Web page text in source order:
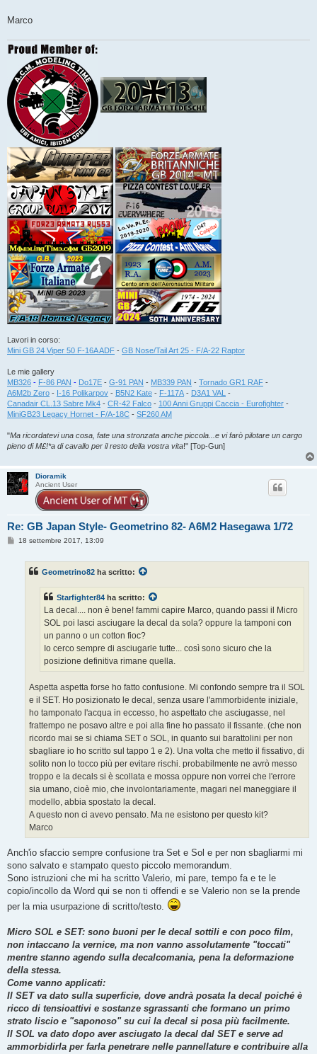
Marco
Lavori in corso:
Mini GB 24 Viper 50 F-16A ADF - GB Nose/Tail Art 25 - F/A-22 Raptor
Le mie gallery
MB326 - F-86 PAN - Do17E - G-91 PAN - MB339 PAN - Tornado GR1 RAF -
A6M2b Zero - I-16 Polikarpov - B5N2 Kate - F-117A - D3A1 VAL -
Canadair CL.13 Sabre Mk4 - CR-42 Falco - 100 Anni Gruppi Caccia - Eurofighter -
MiniGB23 Legacy Hornet - F/A-18C - SF260 AM
"Ma ricordatevi una cosa, fate una stronzata anche piccola...e vi farò pilotare un cargo
pieno di M£!*a di cavallo per il resto della vostra vita!" [Top-Gun]
Dioramik
Ancient User
Re: GB Japan Style- Geometrino 82- A6M2 Hasegawa 1/72
M18 settembre 2017, 13:09
Geometrino82 ha scritto:
Starfighter84 ha scritto:
La decal.... non è bene! fammi capire Marco, quando passi il Micro
SOL poi lasci asciugare la decal da sola? oppure la tamponi con
un panno o un cotton fioc?
Io cerco sempre di asciugarle tutte... così sono sicuro che la
posizione definitiva rimane quella.
Aspetta aspetta forse ho fatto confusione. Mi confondo sempre tra il SOL
e il SET. Ho posizionato le decal, senza usare l'ammorbidente iniziale,
ho tamponato l'acqua in eccesso, ho aspettato che asciugasse, nel
frattempo ne posavo altre e poi alla fine ho passato il fissante. (che non
ricordo mai se si chiama SET o SOL, in quanto sui barattolini per non
sbagliare io ho scritto sul tappo 1 e 2). Una volta che metto il fissativo, di
solito non lo tocco più per evitare rischi. probabilmente ne avrò messo
troppo e la decals si è scollata e mossa oppure non vorrei che l'errore
sia umano, cioè mio, che involontariamente, magari nel maneggiare il
modello, abbia spostato la decal.
A questo non ci avevo pensato. Ma ne esistono per questo kit?
Marco
Anch'io sfaccio sempre confusione tra Set e Sol e per non sbagliarmi mi
sono salvato e stampato questo piccolo memorandum.
Sono istruzioni che mi ha scritto Valerio, mi pare, tempo fa e te le
copio/incollo da Word qui se non ti offendi e se Valerio non se la prende
per la mia usurpazione di scritto/testo.
Micro SOL e SET: sono buoni per le decal sottili e con poco film,
non intaccano la vernice, ma non vanno assolutamente "toccati"
mentre stanno agendo sulla decalcomania, pena la deformazione
della stessa.
Come vanno applicati:
Il SET va dato sulla superficie, dove andrà posata la decal poiché è
ricco di tensioattivi e sostanze sgrassanti che formano un primo
strato liscio e "saponoso" su cui la decal si posa più facilmente.
Il SOL va dato dopo aver asciugato la decal dal SET e serve ad
ammorbidirla per farla penetrare nelle pannellature e contribuire alla